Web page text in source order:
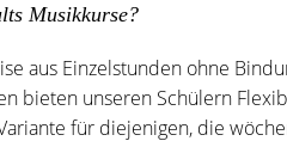
Musikkurse?
aus Einzelstunden ohne
bieten unseren Schülern
für diejenigen, die